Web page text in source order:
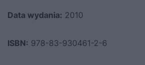
Data wydania: 2010
ISBN: 978-83-930461-2-6